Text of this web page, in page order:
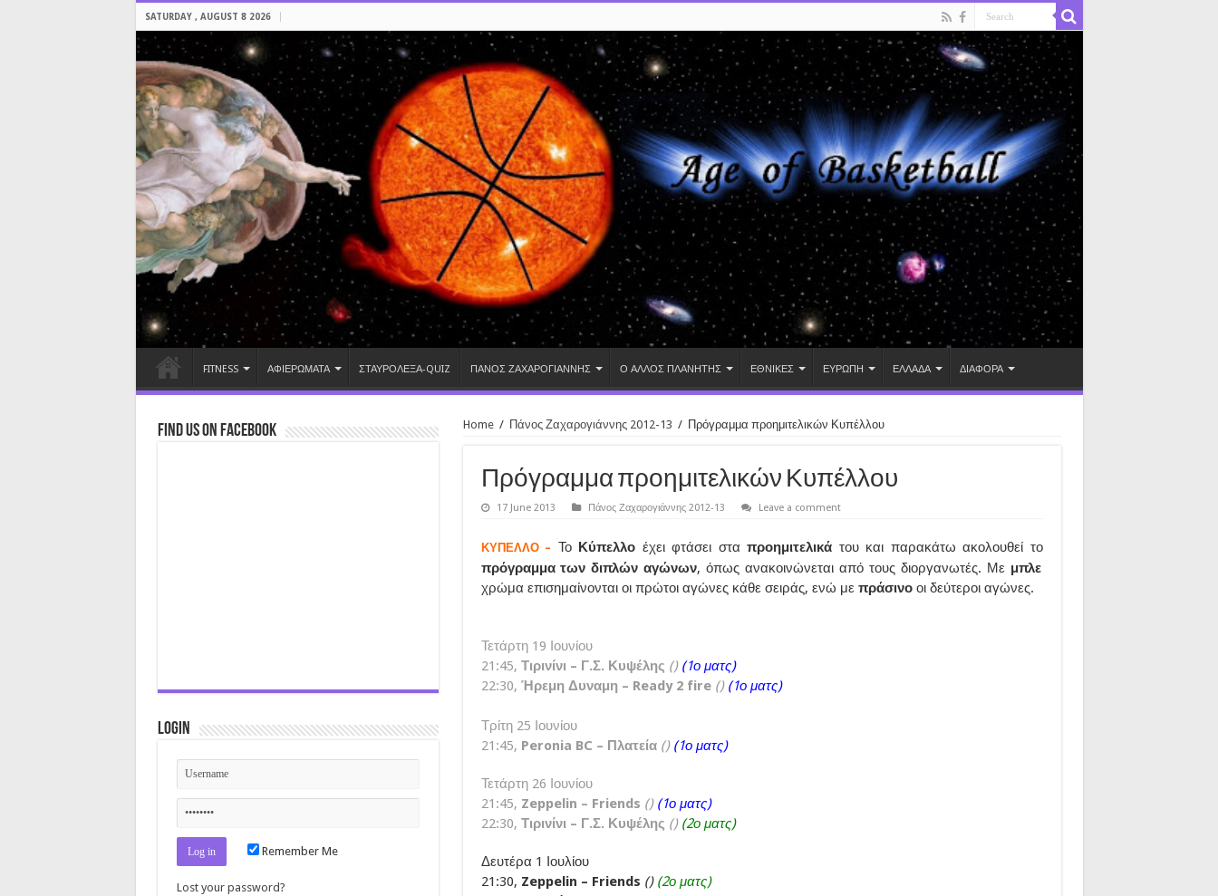
SATURDAY , AUGUST 8 2026
FITNESS ΑΦΙΕΡΩΜΑΤΑ ΣΤΑΥΡΟΛΕΞΑ-QUIZ ΠΑΝΟΣ ΖΑΧΑΡΟΓΙΑΝΝΗΣ Ο ΑΛΛΟΣ ΠΛΑΝΗΤΗΣ ΕΘΝΙΚΕΣ ΕΥΡΩΠΗ ΕΛΛΑΔΑ ΔΙΑΦΟΡΑ
Home / Πάνος Ζαχαρογιάννης 2012-13 / Πρόγραμμα προημιτελικών Κυπέλλου
Πρόγραμμα προημιτελικών Κυπέλλου
17 June 2013 Πάνος Ζαχαρογιάννης 2012-13 Leave a comment
ΚΥΠΕΛΛΟ – Το Κύπελλο έχει φτάσει στα προημιτελικά του και παρακάτω ακολουθεί το
πρόγραμμα των διπλών αγώνων, όπως ανακοινώνεται από τους διοργανωτές. Με μπλε
χρώμα επισημαίνονται οι πρώτοι αγώνες κάθε σειράς, ενώ με πράσινο οι δεύτεροι αγώνες.
Τετάρτη 19 Ιουνίου
21:45, Τιρινίνι – Γ.Σ. Κυψέλης () (1ο ματς)
22:30, Ήρεμη Δυναμη – Ready 2 fire() (1ο ματς)
Τρίτη 25 Ιουνίου
21:45, Peronia BC – Πλατεία () (1ο ματς)
Τετάρτη 26 Ιουνίου
21:45, Zeppelin – Friends () (1ο ματς)
22:30, Τιρινίνι – Γ.Σ. Κυψέλης () (2ο ματς)
Δευτέρα 1 Ιουλίου
21:30, Zeppelin – Friends () (2ο ματς)
Find us on Facebook
Login
Remember Me
Lost your password?